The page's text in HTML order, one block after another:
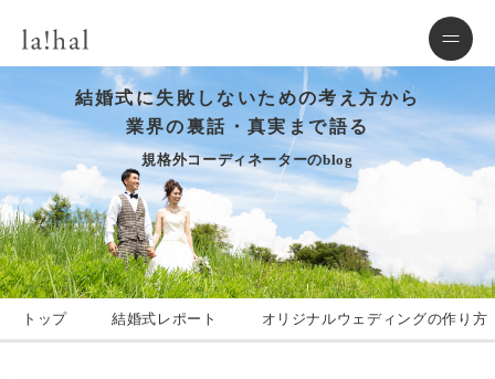
結婚式に失敗しないための考え方から
業界の裏話・真実まで語る
規格外コーディネーターのblog
トップ 結婚式レポート オリジナルウェディングの作り方